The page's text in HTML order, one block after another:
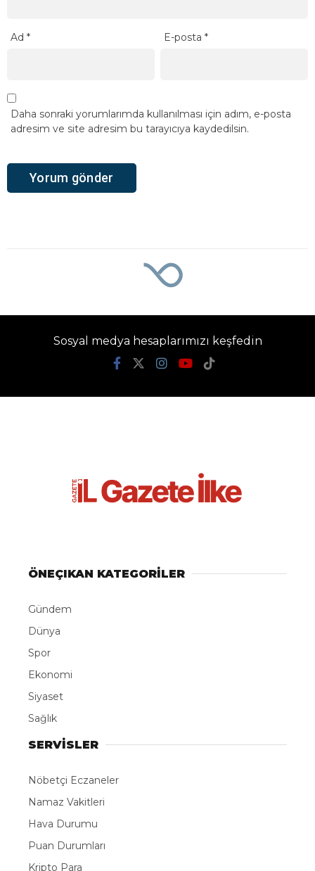
Ad * E-posta*
Daha sonraki yorumlarımda kullanılması için adım, e-posta
adresim ve site adresim bu tarayıcıya kaydedilsin.
Sosyal medya hesaplarımızı keşfedin
ÖNEÇIKAN KATEGORİLER
Gündem
Dünya
Spor
Ekonomi
Siyaset
Sağlık
SERVİSLER
Nöbetçi Eczaneler
Namaz Vakitleri
Hava Durumu
Puan Durumları
Kripto Para